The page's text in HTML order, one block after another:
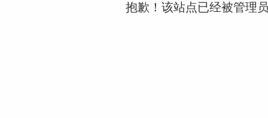
抱歉！该站点已经被管理